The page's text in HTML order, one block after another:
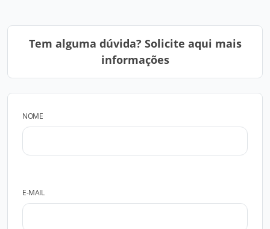
Tem alguma dúvida? Solicite aqui mais
informações
NOME
E-MAIL